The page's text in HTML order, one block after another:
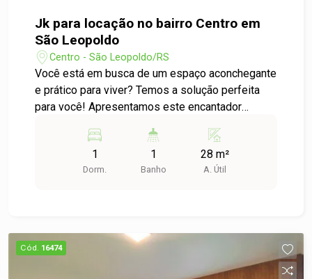
Jk para locação no bairro Centro em
São Leopoldo
Centro - São Leopoldo/RS
Você está em busca de um espaço aconchegante
e prático para viver? Temos a solução perfeita
para você! Apresentamos este encantador
Centro de São Leopoldo. Características do
Apartamento: - Ambientes integrados que
otimizam o espaço e proporcionam conforto. -
proporcionando um ambiente agradável para
morar. Localização: Situado no Centro de São
Leopoldo, você estará próximo a tudo o que
1
Dorm.
1
Banho
28 m²
A. Útil
Cód. 16474